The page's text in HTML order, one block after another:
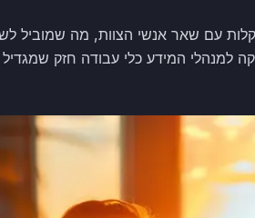
עם שאר אנשי הצוות, מה שמוביל
למנהלי המידע כלי עבודה חזק